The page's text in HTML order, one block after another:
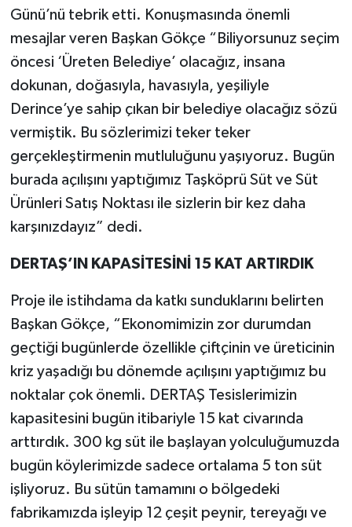
Günü’nü tebrik etti. Konuşmasında önemli
mesajlar veren Başkan Gökçe “Biliyorsunuz seçim
öncesi ‘Üreten Belediye’ olacağız, insana
dokunan, doğasıyla, havasıyla, yeşiliyle
Derince’ye sahip çıkan bir belediye olacağız sözü
vermiştik. Bu sözlerimizi teker teker
gerçekleştirmenin mutluluğunu yaşıyoruz. Bugün
burada açılışını yaptığımız Taşköprü Süt ve Süt
Ürünleri Satış Noktası ile sizlerin bir kez daha
karşınızdayız” dedi.
DERTAŞ’IN KAPASİTESİNİ 15 KAT ARTIRDIK
Proje ile istihdama da katkı sunduklarını belirten
Başkan Gökçe, “Ekonomimizin zor durumdan
geçtiği bugünlerde özellikle çiftçinin ve üreticinin
kriz yaşadığı bu dönemde açılışını yaptığımız bu
noktalar çok önemli. DERTAŞ Tesislerimizin
kapasitesini bugün itibariyle 15 kat civarında
arttırdık. 300 kg süt ile başlayan yolculuğumuzda
bugün köylerimizde sadece ortalama 5 ton süt
işliyoruz. Bu sütün tamamını o bölgedeki
fabrikamızda işleyip 12 çeşit peynir, tereyağı ve